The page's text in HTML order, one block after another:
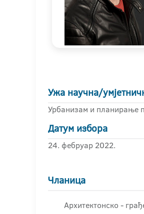
Ужа научна/
Урбанизам и планирање
Датум избора
24. фебруар 2022.
Чланица
Архитектонско -